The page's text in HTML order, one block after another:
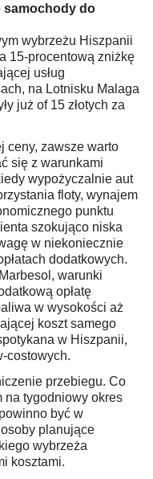
samochody do
wybrzeżu Hiszpanii
15-procentową zniżkę
usług
na Lotnisku Malaga
już of 15 złotych za
ceny, zawsze warto
się z warunkami
wypożyczalnie aut
floty, wynajem
punktu
szokująco niska
w niekoniecznie
dodatkowych.
warunki
opłatę
w wysokości aż
koszt samego
w Hiszpanii,
costowych.
przebiegu. Co
na tygodniowy okres
być w
planujące
wybrzeża
kosztami.